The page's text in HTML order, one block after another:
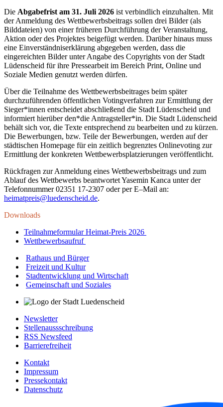
Die Abgabefrist am 31. Juli 2026 ist verbindlich einzuhalten. Mit
der Anmeldung des Wettbewerbsbeitrags sollen drei Bilder (als
Bilddateien) von einer früheren Durchführung der Veranstaltung,
Aktion oder des Projektes beigefügt werden. Darüber hinaus muss
eine Einverständniserklärung abgegeben werden, dass die
eingereichten Bilder unter Angabe des Copyrights von der Stadt
Lüdenscheid für ihre Pressearbeit im Bereich Print, Online und
Soziale Medien genutzt werden dürfen.
Über die Teilnahme des Wettbewerbsbeitrages beim später
durchzuführenden öffentlichen Votingverfahren zur Ermittlung der
Sieger*innen entscheidet abschließend die Stadt Lüdenscheid und
informiert hierüber den*die Antragsteller*in. Die Stadt Lüdenscheid
behält sich vor, die Texte entsprechend zu bearbeiten und zu kürzen.
Die Bewerbungen, bzw. Teile der Bewerbungen, werden auf der
städtischen Homepage für ein zeitlich begrenztes Onlinevoting zur
Ermittlung der konkreten Wettbewerbsplatzierungen veröffentlicht.
Rückfragen zur Anmeldung eines Wettbewerbsbeitrags und zum
Ablauf des Wettbewerbs beantwortet Yasemin Kanca unter der
Telefonnummer 02351 17-2307 oder per E–Mail an:
heimatpreis@luedenscheid.de.
Downloads
Teilnahmeformular Heimat-Preis 2026
Wettbewerbsaufruf
Rathaus und Bürger
Freizeit und Kultur
Stadtentwicklung und Wirtschaft
Gemeinschaft und Soziales
Newsletter
Stellenaussschreibung
RSS Newsfeed
Barrierefreiheit
Kontakt
Impressum
Pressekontakt
Datenschutz